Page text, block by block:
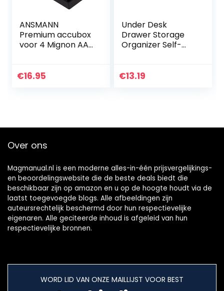
ANSMANN
Premium accubox
voor 4 Mignon AA
batterijen –
€16.95
Under Desk
Drawer Storage
Organizer Self-
Vanity Cabinet
€13.19
Over ons
Magmanual.nl is een moderne alles-in-één prijsvergelijkings-
en beoordelingswebsite die de beste deals biedt die
beschikbaar zijn op amazon en u op de hoogte houdt via de
laatst toegevoegde blogs. Alle afbeeldingen zijn
auteursrechtelijk beschermd door hun respectievelijke
eigenaren. Alle geciteerde inhoud is afgeleid van hun
respectievelijke bronnen.
WORD LID VAN ONZE MAILLIJST VOOR BEST